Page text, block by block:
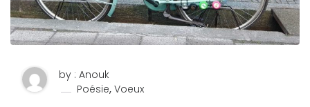
by : Anouk
Poésie, Voeux